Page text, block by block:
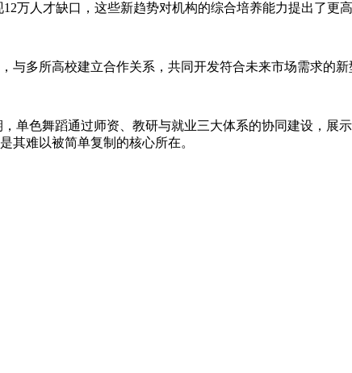
万人才缺口，这些新趋势对机构的综合培养能力提出了更高
与多所高校建立合作关系，共同开发符合未来市场需求的新
单色舞蹈通过师资、教研与就业三大体系的协同建设，展
其难以被简单复制的核心所在。